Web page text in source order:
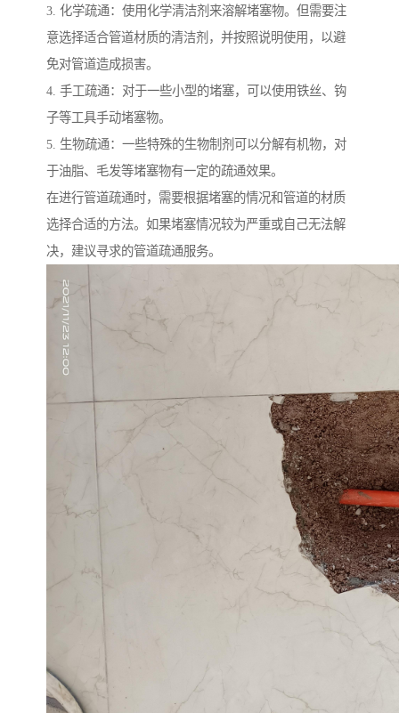
3. 化学疏通：使用化学清洁剂来溶解堵塞物。但需要注
意选择适合管道材质的清洁剂，并按照说明使用，以避
免对管道造成损害。
4. 手工疏通：对于一些小型的堵塞，可以使用铁丝、钩
子等工具手动堵塞物。
5. 生物疏通：一些特殊的生物制剂可以分解有机物，对
于油脂、毛发等堵塞物有一定的疏通效果。
在进行管道疏通时，需要根据堵塞的情况和管道的材质
选择合适的方法。如果堵塞情况较为严重或自己无法解
决，建议寻求的管道疏通服务。